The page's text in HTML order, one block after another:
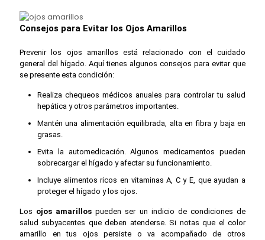
Consejos para Evitar los Ojos Amarillos
Prevenir los ojos amarillos está relacionado con el cuidado
general del hígado. Aquí tienes algunos consejos para evitar que
se presente esta condición:
Realiza chequeos médicos anuales para controlar tu salud
hepática y otros parámetros importantes.
Mantén una alimentación equilibrada, alta en fibra y baja en
grasas.
Evita la automedicación. Algunos medicamentos pueden
sobrecargar el hígado y afectar su funcionamiento.
Incluye alimentos ricos en vitaminas A, C y E, que ayudan a
proteger el hígado y los ojos.
Los ojos amarillos pueden ser un indicio de condiciones de
salud subyacentes que deben atenderse. Si notas que el color
amarillo en tus ojos persiste o va acompañado de otros